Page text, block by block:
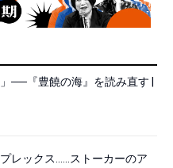
──『豊饒の海』を読み直す |
レックス……ストーカーのア